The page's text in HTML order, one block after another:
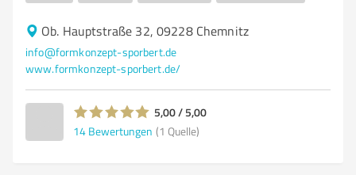
Ob. Hauptstraße 32, 09228 Chemnitz
info@formkonzept-sporbert.de
www.formkonzept-sporbert.de/
5,00 / 5,00
14 Bewertungen (1 Quelle)